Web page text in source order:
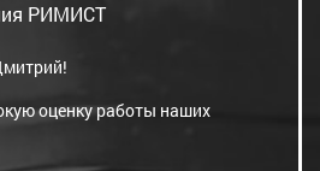
РИМИСТ
оценку работы наших